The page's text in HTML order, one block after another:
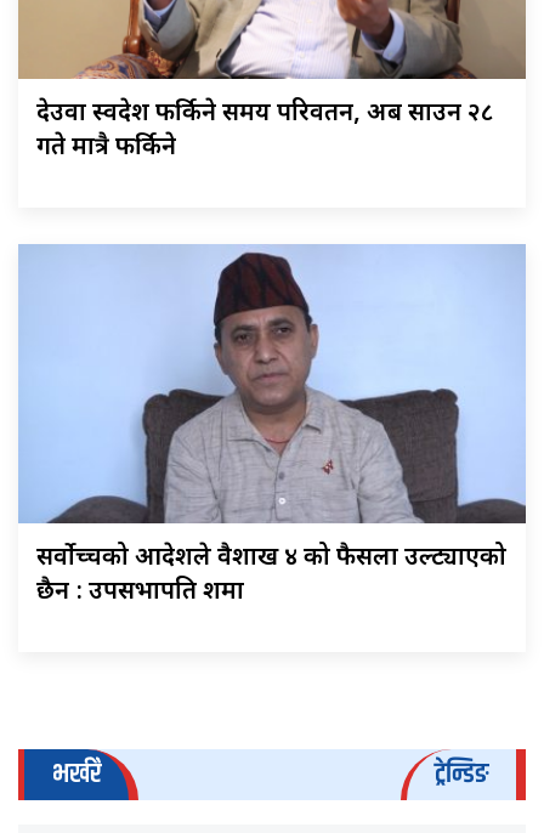
देउवा स्वदेश फर्किने समय परिवर्तन, अब साउन २८
गते मात्रै फर्किने
सर्वोच्चको आदेशले वैशाख ४ को फैसला उल्ट्याएको
छैन : उपसभापति शर्मा
भर्खरै ट्रेन्डिङ